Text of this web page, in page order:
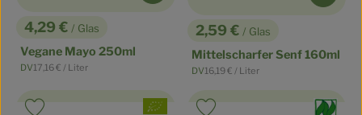
, Preis:
4,29 € / Glas
Vegane Mayo 250ml
, Herkunft:
DV, Referenzpreis:
17,16 € / Liter
, Preis:
2,59 € / Glas
Mittelscharfer Senf 160ml
, Herkunft:
DV, Referenzpreis:
16,19 € / Liter
, Verband:
Produkt zu Favouriten hinzufügen
, Verband:
Produkt zu Favouriten